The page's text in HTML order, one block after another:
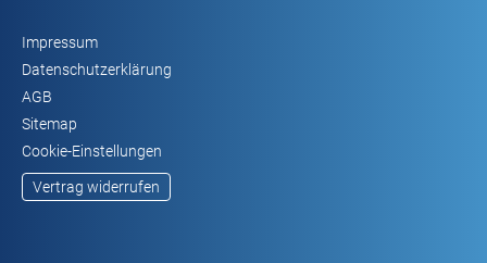
Impressum
Datenschutzerklärung
AGB
Sitemap
Cookie-Einstellungen
Vertrag widerrufen